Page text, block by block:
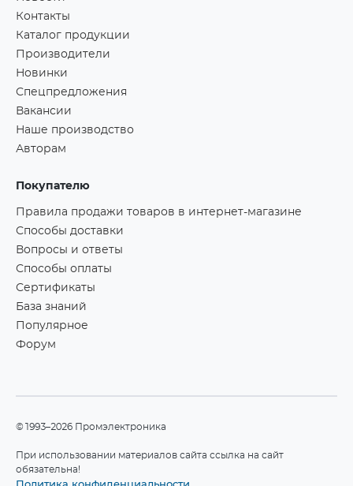
Контакты
Каталог продукции
Производители
Новинки
Спецпредложения
Вакансии
Наше производство
Авторам
Покупателю
Правила продажи товаров в интернет-магазине
Способы доставки
Вопросы и ответы
Способы оплаты
Сертификаты
База знаний
Популярное
Форум
©1993–2026 Промэлектроника
При использовании материалов сайта ссылка на сайт
обязательна!